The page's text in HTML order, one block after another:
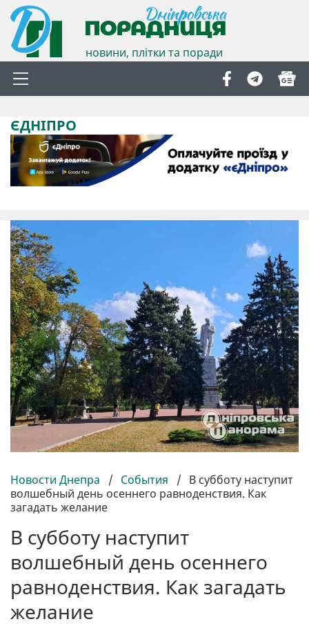
новини, плітки та поради
ЄДНІПРО
Новости Днепра / События / В субботу наступит
волшебный день осеннего равноденствия. Как
загадать желание
В субботу наступит
волшебный день осеннего
равноденствия. Как загадать
желание